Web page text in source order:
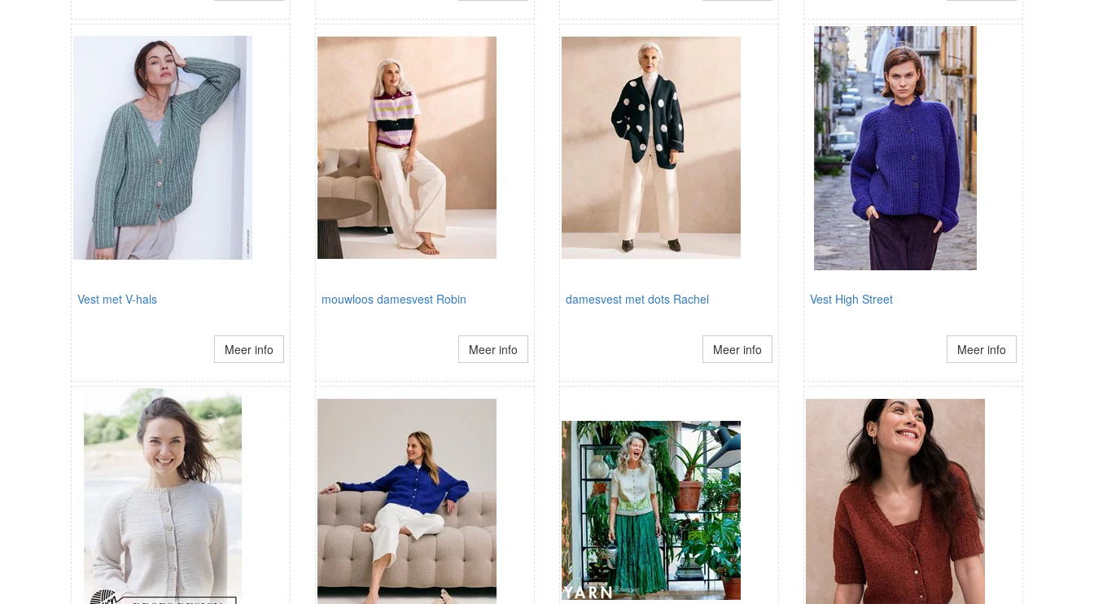
Vest met V-hals
Meer info
mouwloos damesvest Robin
Meer info
damesvest met dots Rachel
Meer info
Vest High Street
Meer info